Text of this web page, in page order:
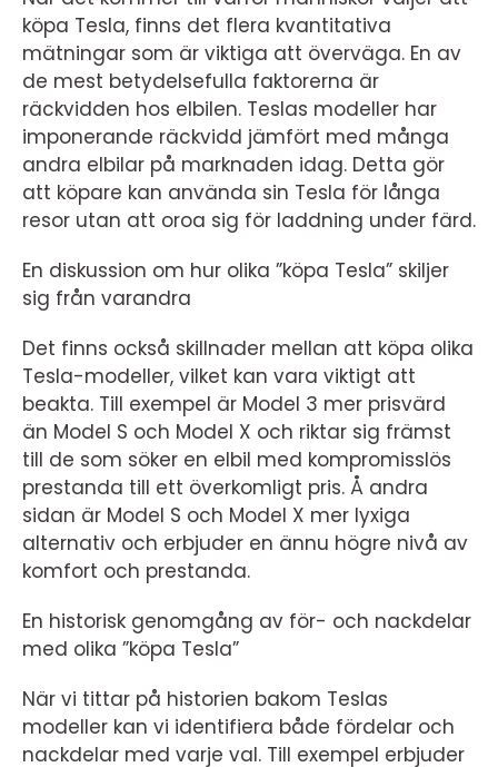
köpa Tesla, finns det flera kvantitativa
mätningar som är viktiga att överväga. En av
de mest betydelsefulla faktorerna är
räckvidden hos elbilen. Teslas modeller har
imponerande räckvidd jämfört med många
andra elbilar på marknaden idag. Detta gör
att köpare kan använda sin Tesla för långa
resor utan att oroa sig för laddning under färd.
En diskussion om hur olika ”köpa Tesla” skiljer
sig från varandra
Det finns också skillnader mellan att köpa olika
Tesla-modeller, vilket kan vara viktigt att
beakta. Till exempel är Model 3 mer prisvärd
än Model S och Model X och riktar sig främst
till de som söker en elbil med kompromisslös
prestanda till ett överkomligt pris. Å andra
sidan är Model S och Model X mer lyxiga
alternativ och erbjuder en ännu högre nivå av
komfort och prestanda.
En historisk genomgång av för- och nackdelar
med olika ”köpa Tesla”
När vi tittar på historien bakom Teslas
modeller kan vi identifiera både fördelar och
nackdelar med varje val. Till exempel erbjuder